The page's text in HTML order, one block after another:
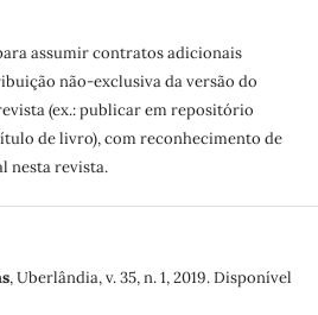
assumir contratos adicionais
não-exclusiva da versão do
(ex.: publicar em repositório
de livro), com reconhecimento de
nesta revista.
, Uberlândia, v. 35, n. 1, 2019. Disponível